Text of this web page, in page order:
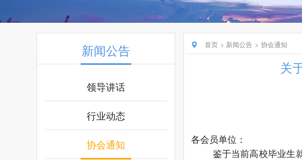
新闻公告
领导讲话
行业动态
协会通知
首页 新闻公告 协会通知
关
各会员单位：
鉴于当前高校毕业生